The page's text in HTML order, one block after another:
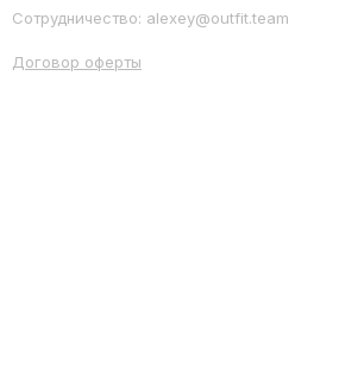
Сотрудничество: alexey@outfit.team
Договор оферты